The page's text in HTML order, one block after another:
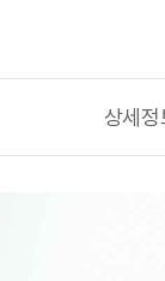
상세정